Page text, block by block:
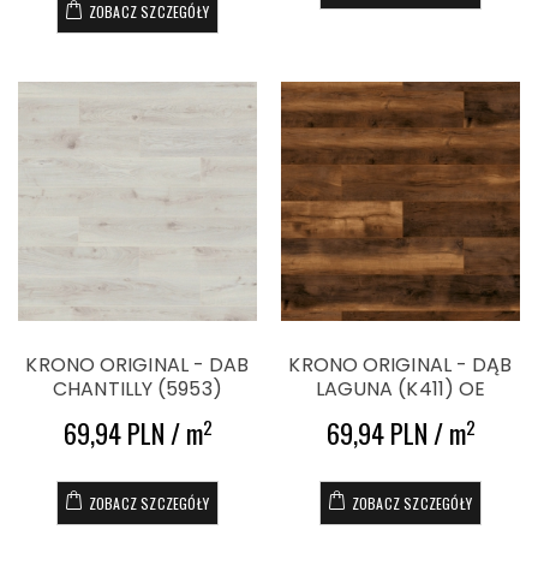
ZOBACZ SZCZEGÓŁY
KRONO ORIGINAL - DAB
CHANTILLY (5953)
69,94 PLN / m2
ZOBACZ SZCZEGÓŁY
KRONO ORIGINAL - DĄB
LAGUNA (K411) OE
69,94 PLN / m2
ZOBACZ SZCZEGÓŁY